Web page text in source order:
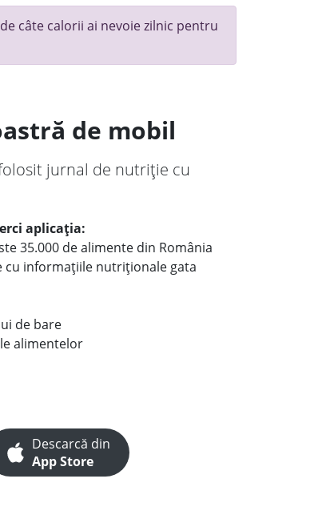
câte calorii ai nevoie zilnic pentru
de mobil
jurnal de nutriție cu
aplicația:
35.000 de alimente din România
cu informațiile nutriționale gata
de bare
alimentelor
Descarcă din
App Store